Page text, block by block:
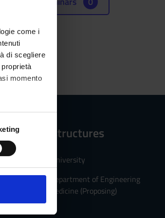
come i
di scegliere
momento
structures
PhD Schools of University
Department of Department of Engineering
for Innovation Medicine (Proposing)